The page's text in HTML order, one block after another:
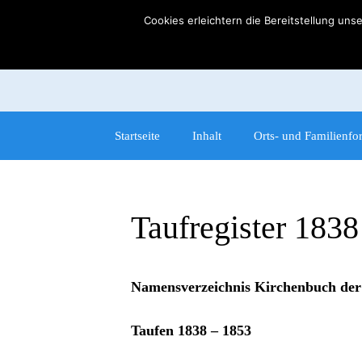
Startseite Inhalt Orts- und
Taufregister
Namensverzeichnis Kirchenbuch
Taufen 1838 – 1853
Cookies erleichtern die Bereitstellung